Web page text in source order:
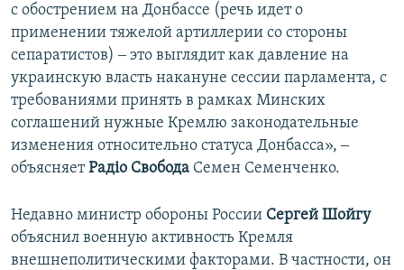
с обострением на Донбассе (речь идет о
применении тяжелой артиллерии со стороны
сепаратистов) ‒ это выглядит как давление на
украинскую власть накануне сессии парламента, с
требованиями принять в рамках Минских
соглашений нужные Кремлю законодательные
изменения относительно статуса Донбасса», ‒
объясняетРадіо Свобода Семен Семенченко.
Недавно министр обороны России Сергей Шойгу
объяснил военную активность Кремля
внешнеполитическими факторами. В частности, он